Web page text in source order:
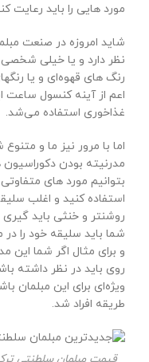
مورد هایی را باید رعایت
شاید امروزه در صنعت
نظر دارد و یا خیلی
رنگ های قهوه‌ای و یا
اعم از آینه کنسول ساعت
غذاخوری استفاده می‌شد.
اما با مرور نیز ما و
مدرنیته بودن
بتوانیم مورد های
استفاده کنید و اغلب
روشنتر و خنثی باید گیری
شما باید سلیقه خود را در
و برای مثال اگر شما این
روی باید در نظر داشته
ویژه‌ای برای این مبلمان
طریقه افراد شد.